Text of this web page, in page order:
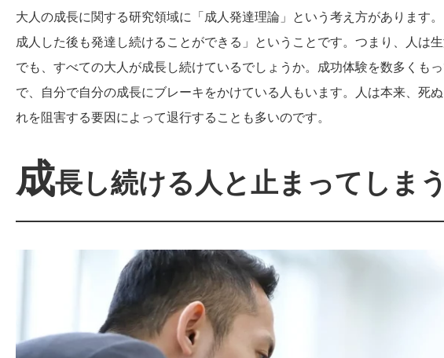
大人の成長に関する研究領域に「成人発達理論」という考え方があります
成人した後も発達し続けることができる」ということです。つまり、人は
でも、すべての大人が成長し続けているでしょうか。成功体験を数多くも
で、自分で自分の成長にブレーキをかけている人もいます。人は本来、死
れを阻害する要因によって退行することも多いのです。
成長し続ける人と止まってしま